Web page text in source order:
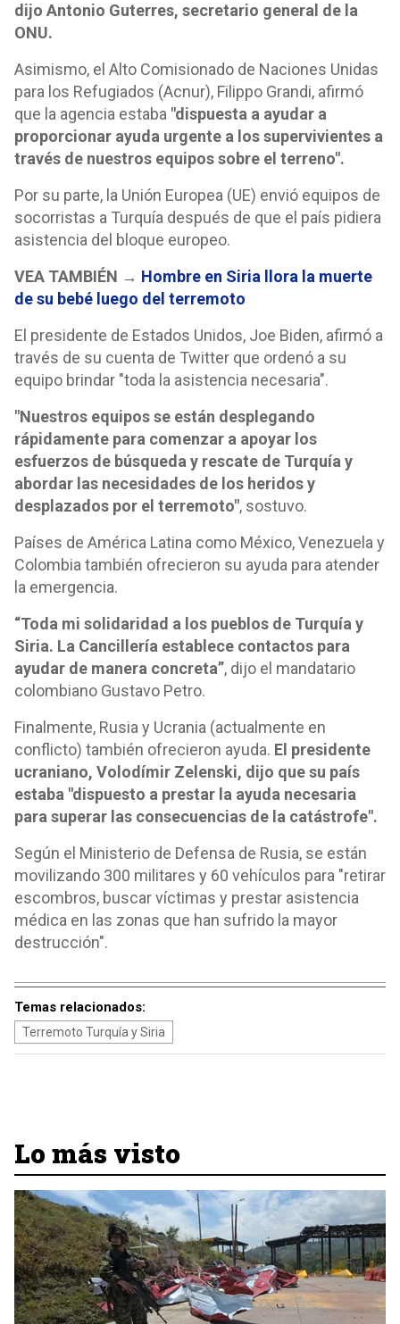
dijo Antonio Guterres, secretario general de la
ONU.
Asimismo, el Alto Comisionado de Naciones Unidas
para los Refugiados (Acnur), Filippo Grandi, afirmó
que la agencia estaba "dispuesta a ayudar a
proporcionar ayuda urgente a los supervivientes a
través de nuestros equipos sobre el terreno".
Por su parte, la Unión Europea (UE) envió equipos de
socorristas a Turquía después de que el país pidiera
asistencia del bloque europeo.
VEA TAMBIÉN → Hombre en Siria llora la muerte
de su bebé luego del terremoto
El presidente de Estados Unidos, Joe Biden, afirmó a
través de su cuenta de Twitter que ordenó a su
equipo brindar "toda la asistencia necesaria".
"Nuestros equipos se están desplegando
rápidamente para comenzar a apoyar los
esfuerzos de búsqueda y rescate de Turquía y
abordar las necesidades de los heridos y
desplazados por el terremoto", sostuvo.
Países de América Latina como México, Venezuela y
Colombia también ofrecieron su ayuda para atender
la emergencia.
“Toda mi solidaridad a los pueblos de Turquía y
Siria. La Cancillería establece contactos para
ayudar de manera concreta”, dijo el mandatario
colombiano Gustavo Petro.
Finalmente, Rusia y Ucrania (actualmente en
conflicto) también ofrecieron ayuda. El presidente
ucraniano, Volodímir Zelenski, dijo que su país
estaba "dispuesto a prestar la ayuda necesaria
para superar las consecuencias de la catástrofe".
Según el Ministerio de Defensa de Rusia, se están
movilizando 300 militares y 60 vehículos para "retirar
escombros, buscar víctimas y prestar asistencia
médica en las zonas que han sufrido la mayor
destrucción".
Temas relacionados:
Terremoto Turquía y Siria
Lo más visto